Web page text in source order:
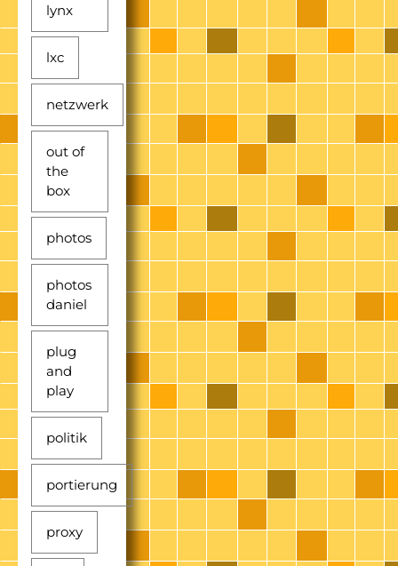
lynx
lxc
netzwerk
out of
the
box
photos
photos
daniel
plug
and
play
politik
portierung
proxy